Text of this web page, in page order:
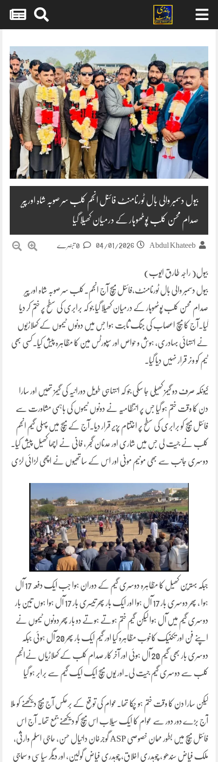
content
بیول دسمبر والی بال ٹورنامنٹ فائنل انجم کلب سر صوبہ شاہ اور پیر
صدام محسن کلب پوٹھوہار کے درمیان کھیلا گیا
Abdul Khateeb
04/01/2026
بیول( راجہ طارق ایوب)
بیول دسمبر والی بال ٹورنامنٹ،فائنل میچ آج انجم۔کلب سر صوبہ شاہ اور پیر
صدام محسن کلب پوٹھوہار کے درمیان کھیلا گیا جو کہ برابری کی سطح پر ختم کر دیا
گیا۔آج کا میچ اعصاب کی جنگ ثابت ہوا جس میں دونوں ٹیموں کے کھلاڑیوں
نے انتہائی بہادری، ہوش و حواص اور سپورٹس مین کا مظاہرہ پیش کیا۔کسی بھی
ٹیم کو ونر قرار نہیں دیا گیا۔
کیونکہ صرف دو گیمز کھیلی جا سکی جو کہ انتہاہی طویل دورانیہ کی گیمز تھیں اور سارا
دن کا وقت ختم ہو گیا جس پر انتظامیہ نے دونوں ٹیموں کی باہمی مشاورت سے
فائنل میچ کو برابری کی سطح پر اختتام پزیر قرار دیا۔آج کے میچ میں پہلی گیم انجم
کلب نے جیت لی جس میں شاری اور عدنان گجر ، فانی نے اچھا کھیل پیش کیا۔
دوسری جانب سے بھی مونیم مونی اور اس کے ساتھیوں نے اچھی لڑائی لڑی
جبکہ بہترین کھیل کا مظاہرہ دوسری گیم کے دوران ہوا جب ایک دفعہ 17 آل
ہوا ، پھر دوسری بار 17 آل ہوا اور ایک بار پھر تیسری بار 17 آل ہوا ہوں تین بار
دوسری گیم میں آل ہوا لیکن گیم ختم ہوتے ہوتے دو بار پھر دونوں ٹیموں نے
اپنے فن اور تکنیک کاخوب مظاہرہ کیا اور گیم ایک بار پھر 20 آل ہوئی جبکہ
دوسری بار بھی گیم 20 آل ہوئی اور آخر کار صدام کلب کے کھلاڑیاں نےانجم
کلب سے دوسری گیم جیت لی۔اور یوں میچ ایک ایک گیم سے برابر ہو گیا
لیکن سارا دن کا وقت ختم ہو چکا تھا۔عوام کی توقع کے برعکس آج میچ دیکھنے کو ملا
آج بڑے دور دور سے عوام کا ایک سیلاب اس میچ کو دیکھنے جمع تھا۔ آج اس
فائنل میچ میں بطور مہمان خصوصی ASP گوجرخان دانیال حسن، حاجی اسلم وارثی،
ملک فیاض سندھو ، چوہدری اخلاق، چوہدری فیاض گولین، اور دیگر سیاسی و سماجی